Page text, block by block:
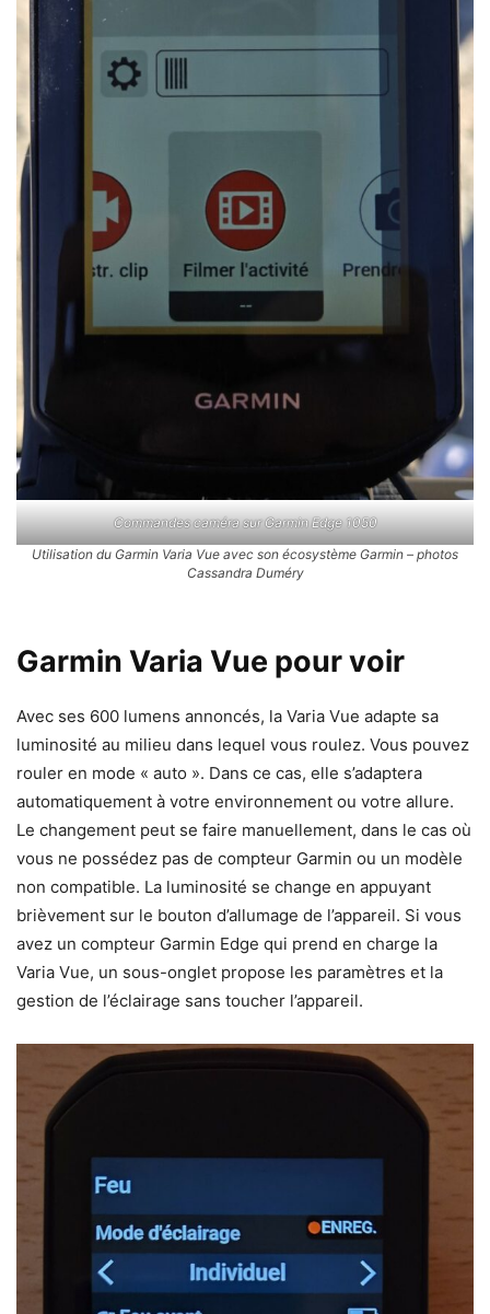
Commandes caméra sur Garmin Edge 1050
Utilisation du Garmin Varia Vue avec son écosystème Garmin – photos
Cassandra Duméry
Garmin Varia Vue pour voir
Avec ses 600 lumens annoncés, la Varia Vue adapte sa
luminosité au milieu dans lequel vous roulez. Vous pouvez
rouler en mode « auto ». Dans ce cas, elle s’adaptera
automatiquement à votre environnement ou votre allure.
Le changement peut se faire manuellement, dans le cas où
vous ne possédez pas de compteur Garmin ou un modèle
non compatible. La luminosité se change en appuyant
brièvement sur le bouton d’allumage de l’appareil. Si vous
avez un compteur Garmin Edge qui prend en charge la
Varia Vue, un sous-onglet propose les paramètres et la
gestion de l’éclairage sans toucher l’appareil.